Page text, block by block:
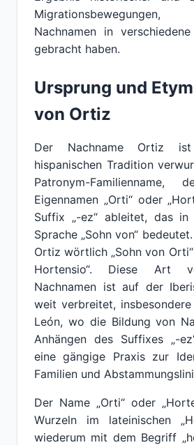
Nachnamen in
gebracht haben.
Ursprung und
von Ortiz
Der Nachname Ortiz
hispanischen Tradition
Patronym-
Eigennamen „Orti“ oder
Suffix „-ez“ ableitet, das in
Sprache „Sohn von“
Ortiz wörtlich „Sohn von
Hortensio“. Diese Art
Nachnamen ist auf der
weit verbreitet,
León, wo die Bildung von
Anhängen des Suffixes „-
eine gängige Praxis zur
Familien und
Der Name „Orti“ oder
Wurzeln im lateinischen
wiederum mit dem Begriff